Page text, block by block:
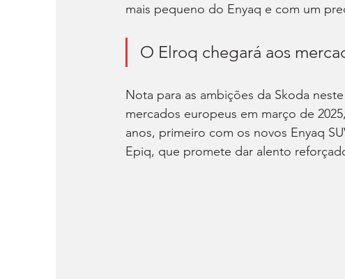
mais pequeno do Enyaq e com um
O Elroq chegará aos
Nota para as ambições da Skoda
mercados europeus em março de
anos, primeiro com os novos Enyaq
Epiq, que promete dar alento